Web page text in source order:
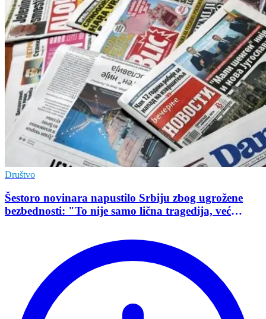
Društvo
Šestoro novinara napustilo Srbiju zbog ugrožene
bezbednosti: "To nije samo lična tragedija, već